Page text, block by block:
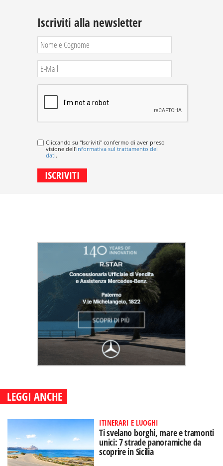
Iscriviti alla newsletter
Cliccando su "Iscriviti" confermo di aver preso
visione dell'informativa sul trattamento dei
dati.
LEGGI ANCHE
ITINERARI E LUOGHI
Ti svelano borghi, mare e tramonti
unici: 7 strade panoramiche da
scoprire in Sicilia